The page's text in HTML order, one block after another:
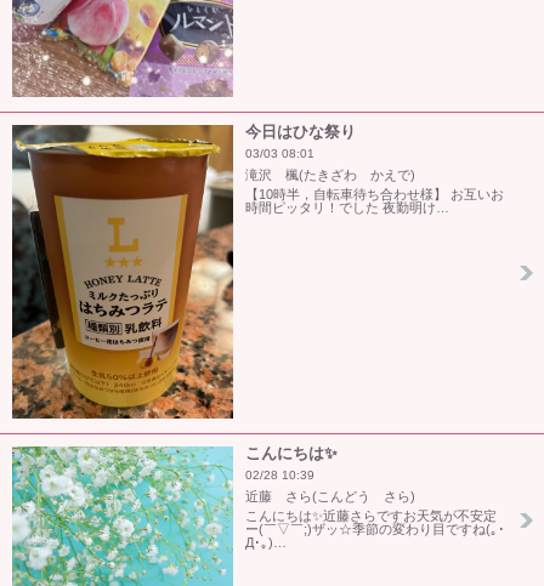
今日はひな祭り
03/03 08:01
滝沢 楓(たきざわ かえで)
【10時半，自転車待ち合わせ様】 お互いお
時間ピッタリ！でした 夜勤明け…
こんにちは✨
02/28 10:39
近藤 さら(こんどう さら)
こんにちは✨近藤さらですお天気が不安定
ー(￣▽￣;)ザッ☆季節の変わり目ですね(｡･
Д･｡)…